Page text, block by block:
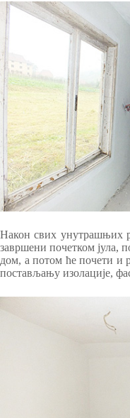
Након свих унутрашњих
завршени почетком јула,
дом, а потом ће почети и
постављању изолације,